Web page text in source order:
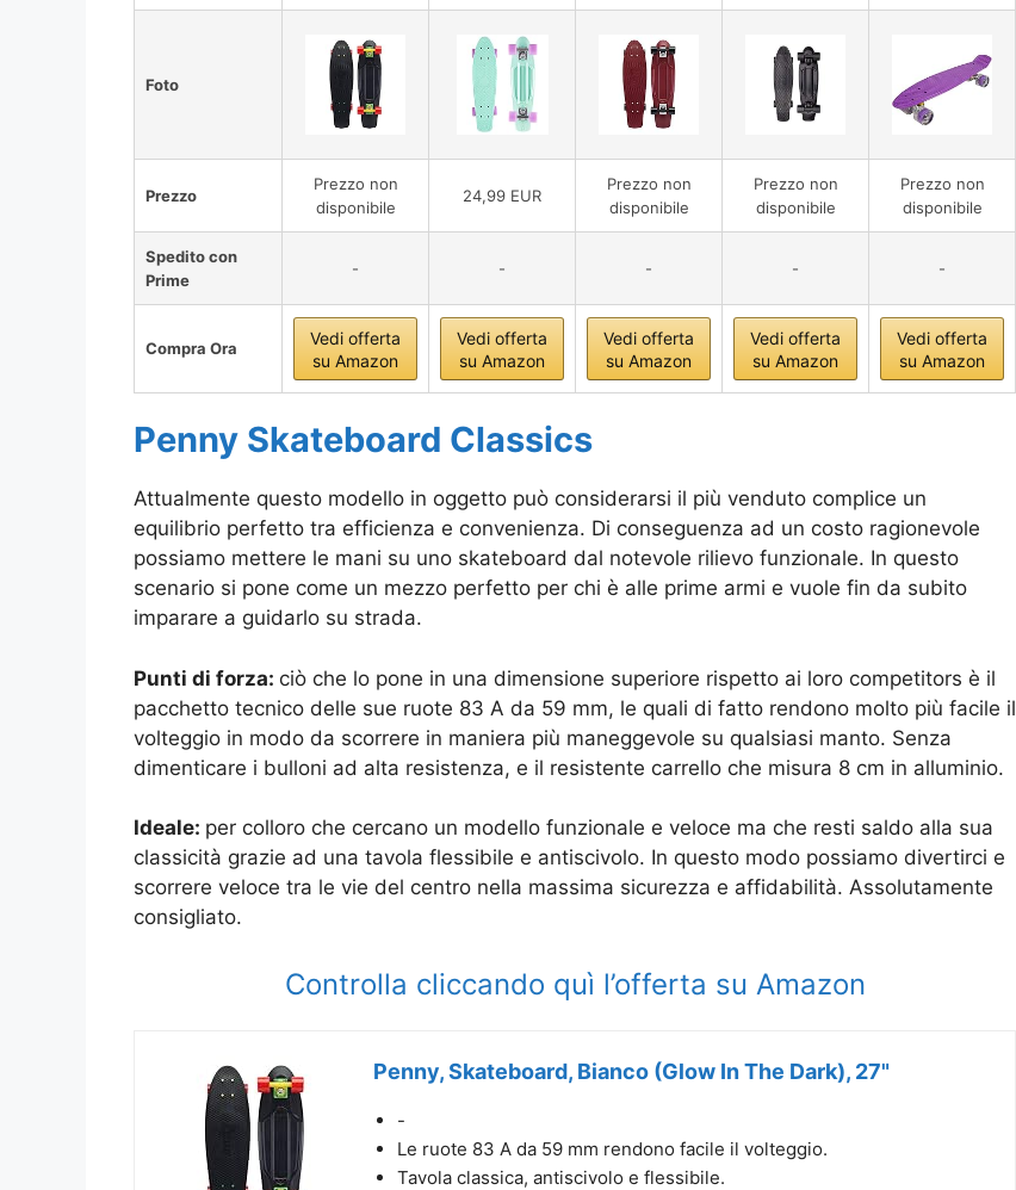
Foto
Prezzo
Prezzo non
disponibile
24,99 EUR
Prezzo non
disponibile
Prezzo non
disponibile
Prezzo non
disponibile
Spedito con
Prime
- - - - -
Compra Ora
Vedi offerta
su Amazon
Vedi offerta
su Amazon
Vedi offerta
su Amazon
Vedi offerta
su Amazon
Vedi offerta
su Amazon
Penny Skateboard Classics
Attualmente questo modello in oggetto può considerarsi il più venduto complice un
equilibrio perfetto tra efficienza e convenienza. Di conseguenza ad un costo ragionevole
possiamo mettere le mani su uno skateboard dal notevole rilievo funzionale. In questo
scenario si pone come un mezzo perfetto per chi è alle prime armi e vuole fin da subito
imparare a guidarlo su strada.
Punti di forza: ciò che lo pone in una dimensione superiore rispetto ai loro competitors è il
pacchetto tecnico delle sue ruote 83 A da 59 mm, le quali di fatto rendono molto più facile il
volteggio in modo da scorrere in maniera più maneggevole su qualsiasi manto. Senza
dimenticare i bulloni ad alta resistenza, e il resistente carrello che misura 8 cm in alluminio.
Ideale: per colloro che cercano un modello funzionale e veloce ma che resti saldo alla sua
classicità grazie ad una tavola flessibile e antiscivolo. In questo modo possiamo divertirci e
scorrere veloce tra le vie del centro nella massima sicurezza e affidabilità. Assolutamente
consigliato.
Controlla cliccando quì l’offerta su Amazon
Penny, Skateboard, Bianco (Glow In The Dark), 27"
-
Le ruote 83 A da 59 mm rendono facile il volteggio.
Tavola classica, antiscivolo e flessibile.